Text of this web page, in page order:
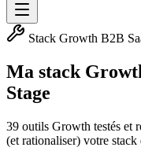
Stack Growth B2B
Ma stack
Stage
39 outils Growth testés et
(et rationaliser) votre